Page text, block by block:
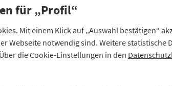
für „Profil“
Mit einem Klick auf „Auswahl bestätigen“
Webseite notwendig sind. Weitere
die Cookie-Einstellungen in den